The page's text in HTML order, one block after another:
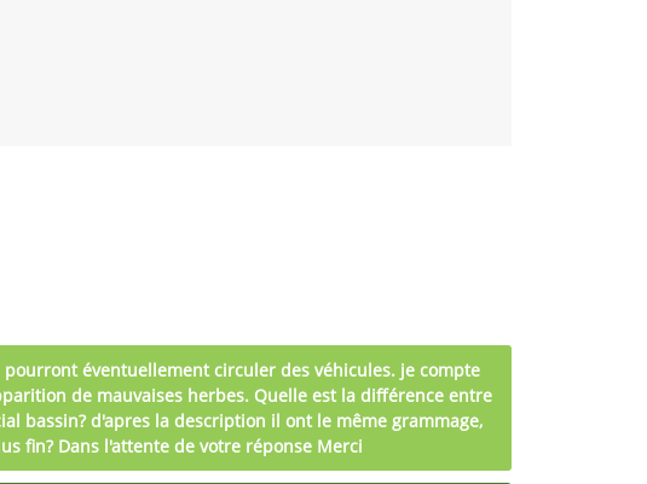
éventuellement circuler des véhicules. je compte
de mauvaises herbes. Quelle est la différence entre
bassin? d'apres la description il ont le même grammage,
fin? Dans l'attente de votre réponse Merci